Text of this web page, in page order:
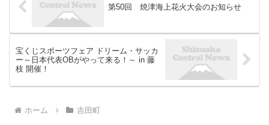
第50回 焼津海上花火大会のお知らせ
宝くじスポーツフェア ドリーム・サッカ
ー～日本代表OBがやって来る！～ in 藤
枝 開催！
ホーム 吉田町